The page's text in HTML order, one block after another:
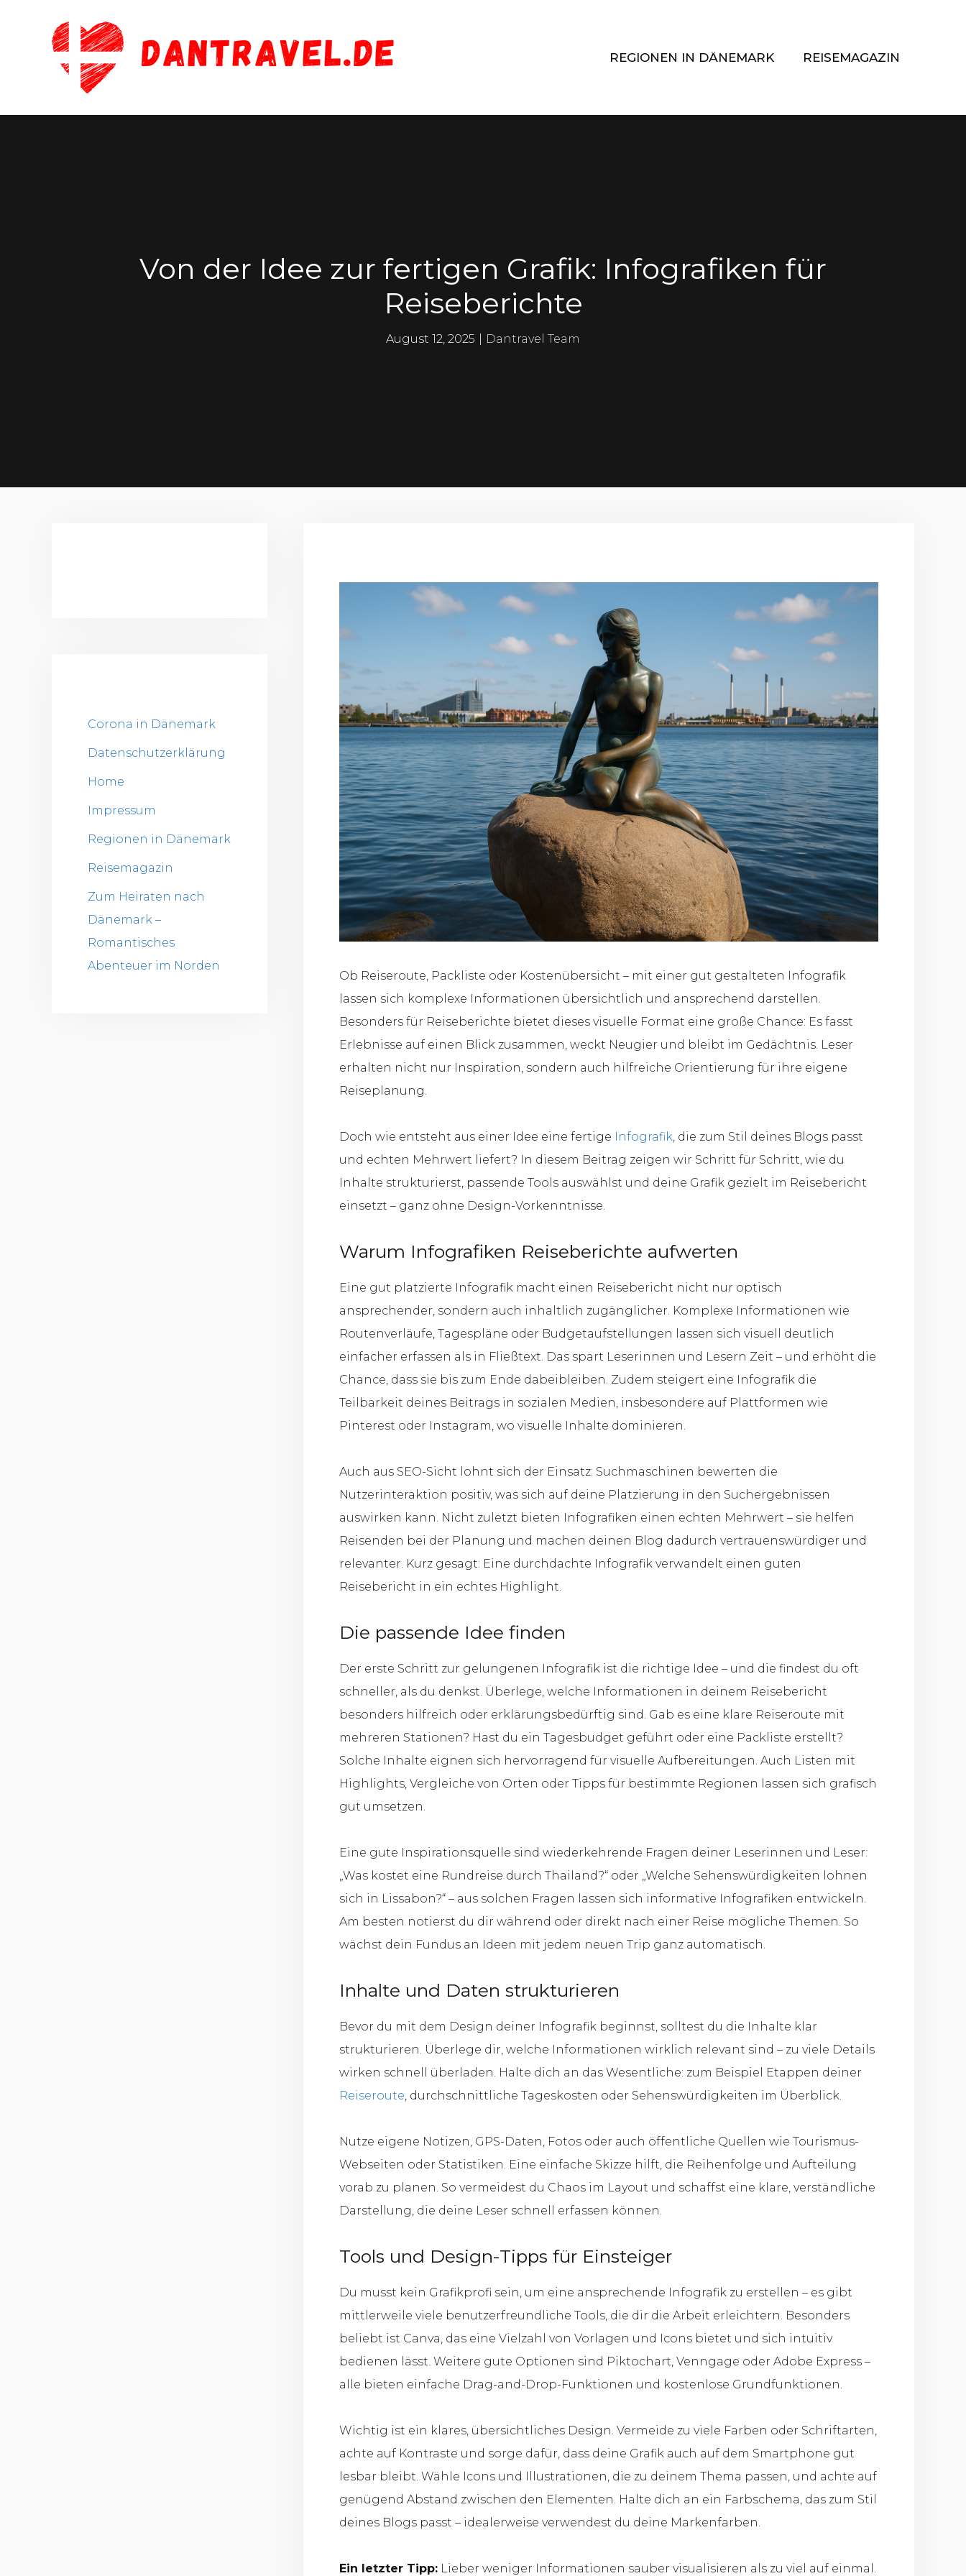
springen
REGIONEN IN DÄNEMARK REISEMAGAZIN
Von der Idee zur fertigen Grafik: Infografiken für
Reiseberichte
August 12, 2025 Dantravel Team
Ob Reiseroute, Packliste oder Kostenübersicht – mit einer gut gestalteten Infografik
lassen sich komplexe Informationen übersichtlich und ansprechend darstellen.
Besonders für Reiseberichte bietet dieses visuelle Format eine große Chance: Es fasst
Erlebnisse auf einen Blick zusammen, weckt Neugier und bleibt im Gedächtnis. Leser
erhalten nicht nur Inspiration, sondern auch hilfreiche Orientierung für ihre eigene
Reiseplanung.
Doch wie entsteht aus einer Idee eine fertige Infografik, die zum Stil deines Blogs passt
und echten Mehrwert liefert? In diesem Beitrag zeigen wir Schritt für Schritt, wie du
Inhalte strukturierst, passende Tools auswählst und deine Grafik gezielt im Reisebericht
einsetzt – ganz ohne Design-Vorkenntnisse.
Warum Infografiken Reiseberichte aufwerten
Eine gut platzierte Infografik macht einen Reisebericht nicht nur optisch
ansprechender, sondern auch inhaltlich zugänglicher. Komplexe Informationen wie
Routenverläufe, Tagespläne oder Budgetaufstellungen lassen sich visuell deutlich
einfacher erfassen als in Fließtext. Das spart Leserinnen und Lesern Zeit – und erhöht die
Chance, dass sie bis zum Ende dabeibleiben. Zudem steigert eine Infografik die
Teilbarkeit deines Beitrags in sozialen Medien, insbesondere auf Plattformen wie
Pinterest oder Instagram, wo visuelle Inhalte dominieren.
Auch aus SEO-Sicht lohnt sich der Einsatz: Suchmaschinen bewerten die
Nutzerinteraktion positiv, was sich auf deine Platzierung in den Suchergebnissen
auswirken kann. Nicht zuletzt bieten Infografiken einen echten Mehrwert – sie helfen
Reisenden bei der Planung und machen deinen Blog dadurch vertrauenswürdiger und
relevanter. Kurz gesagt: Eine durchdachte Infografik verwandelt einen guten
Reisebericht in ein echtes Highlight.
Die passende Idee finden
Der erste Schritt zur gelungenen Infografik ist die richtige Idee – und die findest du oft
schneller, als du denkst. Überlege, welche Informationen in deinem Reisebericht
besonders hilfreich oder erklärungsbedürftig sind. Gab es eine klare Reiseroute mit
mehreren Stationen? Hast du ein Tagesbudget geführt oder eine Packliste erstellt?
Solche Inhalte eignen sich hervorragend für visuelle Aufbereitungen. Auch Listen mit
Highlights, Vergleiche von Orten oder Tipps für bestimmte Regionen lassen sich grafisch
gut umsetzen.
Eine gute Inspirationsquelle sind wiederkehrende Fragen deiner Leserinnen und Leser:
„Was kostet eine Rundreise durch Thailand?“ oder „Welche Sehenswürdigkeiten lohnen
sich in Lissabon?“ – aus solchen Fragen lassen sich informative Infografiken entwickeln.
Am besten notierst du dir während oder direkt nach einer Reise mögliche Themen. So
wächst dein Fundus an Ideen mit jedem neuen Trip ganz automatisch.
Inhalte und Daten strukturieren
Bevor du mit dem Design deiner Infografik beginnst, solltest du die Inhalte klar
strukturieren. Überlege dir, welche Informationen wirklich relevant sind – zu viele Details
wirken schnell überladen. Halte dich an das Wesentliche: zum Beispiel Etappen deiner
Reiseroute, durchschnittliche Tageskosten oder Sehenswürdigkeiten im Überblick.
Nutze eigene Notizen, GPS-Daten, Fotos oder auch öffentliche Quellen wie Tourismus-
Webseiten oder Statistiken. Eine einfache Skizze hilft, die Reihenfolge und Aufteilung
vorab zu planen. So vermeidest du Chaos im Layout und schaffst eine klare, verständliche
Darstellung, die deine Leser schnell erfassen können.
Tools und Design-Tipps für Einsteiger
Du musst kein Grafikprofi sein, um eine ansprechende Infografik zu erstellen – es gibt
mittlerweile viele benutzerfreundliche Tools, die dir die Arbeit erleichtern. Besonders
beliebt ist Canva, das eine Vielzahl von Vorlagen und Icons bietet und sich intuitiv
bedienen lässt. Weitere gute Optionen sind Piktochart, Venngage oder Adobe Express –
alle bieten einfache Drag-and-Drop-Funktionen und kostenlose Grundfunktionen.
Wichtig ist ein klares, übersichtliches Design. Vermeide zu viele Farben oder Schriftarten,
achte auf Kontraste und sorge dafür, dass deine Grafik auch auf dem Smartphone gut
lesbar bleibt. Wähle Icons und Illustrationen, die zu deinem Thema passen, und achte auf
genügend Abstand zwischen den Elementen. Halte dich an ein Farbschema, das zum Stil
deines Blogs passt – idealerweise verwendest du deine Markenfarben.
Ein letzter Tipp: Lieber weniger Informationen sauber visualisieren als zu viel auf einmal.
Corona in Dänemark
Datenschutzerklärung
Home
Impressum
Regionen in Dänemark
Reisemagazin
Zum Heiraten nach
Dänemark –
Romantisches
Abenteuer im Norden